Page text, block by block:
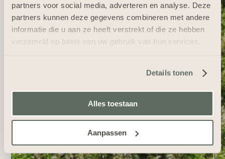
partners voor social media, adverteren en analyse. Deze
partners kunnen deze gegevens combineren met andere
informatie die u aan ze heeft verstrekt of die ze hebben
verzameld op basis van uw gebruik van hun services.
Details tonen
Alles toestaan
Aanpassen